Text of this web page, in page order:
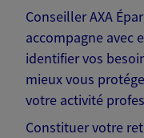
Conseiller AXA
accompagne avec
identifier vos
mieux vous
votre activité
Constituer votre